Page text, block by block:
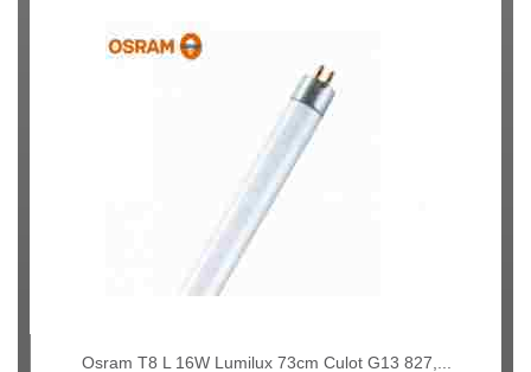
Osram T8 L 16W Lumilux 73cm Culot G13 827,...